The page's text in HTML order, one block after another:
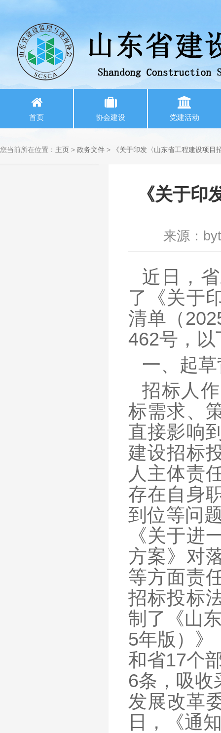
首页 协会建设 党建活动
您当前所在位置： 主页 > 政务文件 > 《关于印发〈山东省工程建设项
《关于
来源：byt
近日，
了《关于
清单（
462号，
一、起
招标人
标需求、
直接影响
建设招标
人主体责
存在自身
到位等问
《关于进
方案》对
等方面责
招标投标
制了《山
5年版）》
和省17个
6条，吸收
发展改革
日，《通